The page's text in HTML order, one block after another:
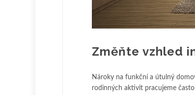
Změňte vzhled
Nároky na funkční a útulný
rodinných aktivit pracujeme